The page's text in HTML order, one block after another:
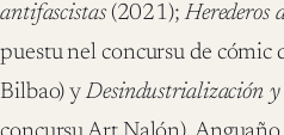
antifascistas(2021);Herederos
puestu nel concursu de
Bilbao) yDesindustrialización y